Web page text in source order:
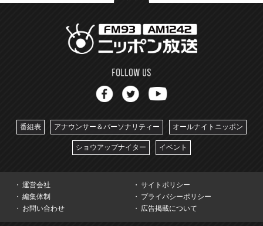
番組表 アナウンサー＆パーソナリティー オールナイトニッポン
ショウアップナイター イベント
運営会社
サイトポリシー
編集体制
プライバシーポリシー
お問い合わせ
広告掲載について